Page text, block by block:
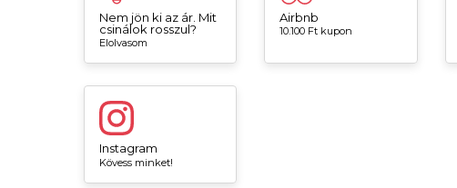
Nem jön ki az ár. Mit
csinálok rosszul?
Elolvasom
Airbnb
10.100 Ft kupon
Instagram
Kövess minket!